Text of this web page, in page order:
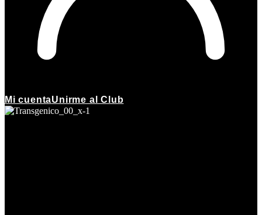
Mi cuentaUnirme al Club